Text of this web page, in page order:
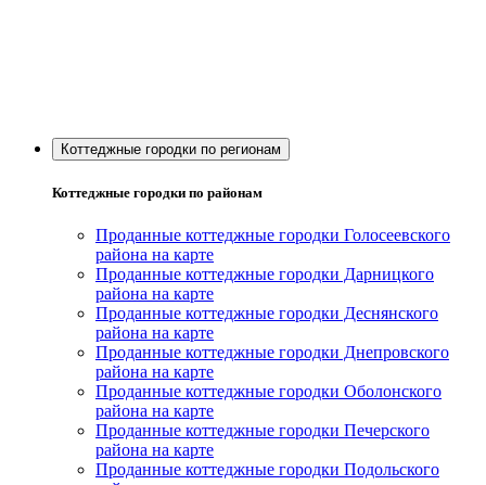
Коттеджные городки по регионам
Коттеджные городки по районам
Проданные коттеджные городки Голосеевского
района на карте
Проданные коттеджные городки Дарницкого
района на карте
Проданные коттеджные городки Деснянского
района на карте
Проданные коттеджные городки Днепровского
района на карте
Проданные коттеджные городки Оболонского
района на карте
Проданные коттеджные городки Печерского
района на карте
Проданные коттеджные городки Подольского